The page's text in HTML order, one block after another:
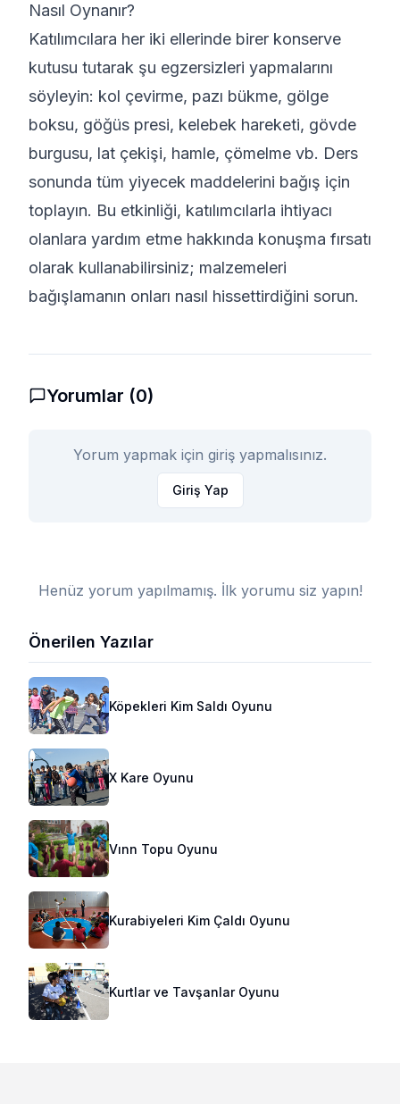
Nasıl Oynanır?
Katılımcılara her iki ellerinde birer konserve
kutusu tutarak şu egzersizleri yapmalarını
söyleyin: kol çevirme, pazı bükme, gölge
boksu, göğüs presi, kelebek hareketi, gövde
burgusu, lat çekişi, hamle, çömelme vb. Ders
sonunda tüm yiyecek maddelerini bağış için
toplayın. Bu etkinliği, katılımcılarla ihtiyacı
olanlara yardım etme hakkında konuşma fırsatı
olarak kullanabilirsiniz; malzemeleri
bağışlamanın onları nasıl hissettirdiğini sorun.
Yorumlar (0)
Yorum yapmak için giriş yapmalısınız.
Giriş Yap
Henüz yorum yapılmamış. İlk yorumu siz yapın!
Önerilen Yazılar
Köpekleri Kim Saldı Oyunu
X Kare Oyunu
Vınn Topu Oyunu
Kurabiyeleri Kim Çaldı Oyunu
Kurtlar ve Tavşanlar Oyunu